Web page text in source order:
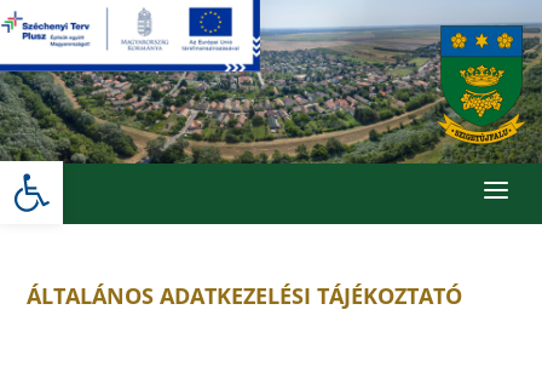
Skip
to
content
Eszköztár megnyitása a
ÁLTALÁNOS ADATKEZELÉSI TÁJÉKOZTATÓ